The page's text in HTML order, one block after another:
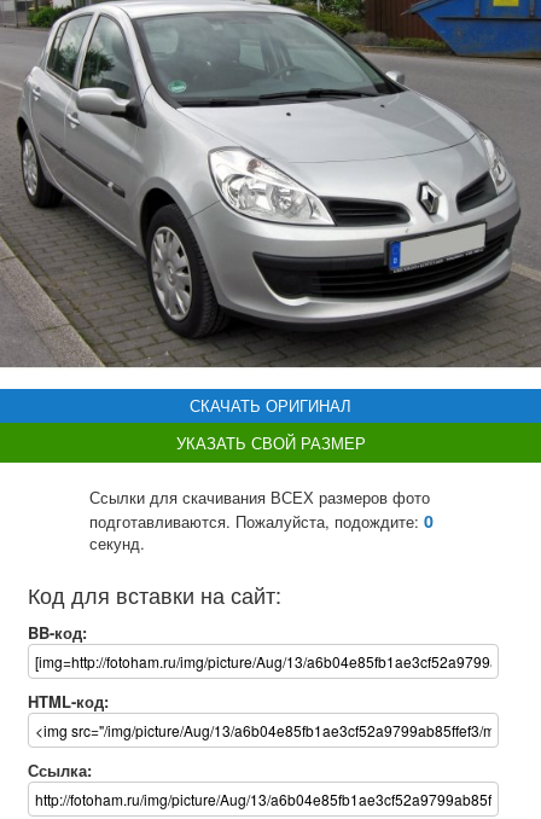
СКАЧАТЬ ОРИГИНАЛ
УКАЗАТЬ СВОЙ РАЗМЕР
Ссылки для скачивания ВСЕХ размеров фото
подготавливаются. Пожалуйста, подождите: 0
секунд.
Код для вставки на сайт:
BB-код:
HTML-код:
Ссылка: